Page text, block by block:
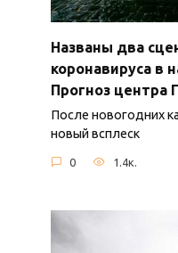
Названы два
коронавируса в
Прогноз центра
После новогодних
новый всплеск
0 1.4к.